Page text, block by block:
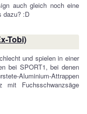
auch gleich noch eine
dazu? :D
Tobi)
und spielen in einer
bei SPORT1, bei denen
Aluminium-Attrappen
Fuchsschwanzsäge